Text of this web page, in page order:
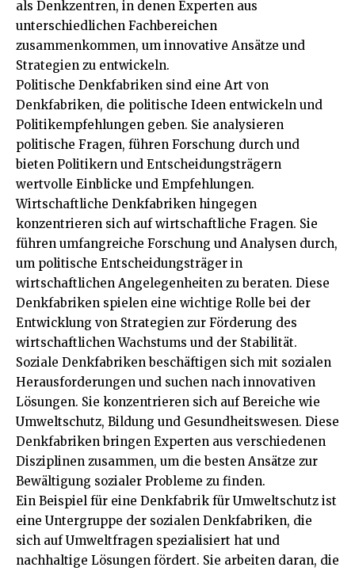
als Denkzentren, in denen Experten aus
unterschiedlichen Fachbereichen
zusammenkommen, um innovative Ansätze und
Strategien zu entwickeln.
Politische Denkfabriken sind eine Art von
Denkfabriken, die politische Ideen entwickeln und
Politikempfehlungen geben. Sie analysieren
politische Fragen, führen Forschung durch und
bieten Politikern und Entscheidungsträgern
wertvolle Einblicke und Empfehlungen.
Wirtschaftliche Denkfabriken hingegen
konzentrieren sich auf wirtschaftliche Fragen. Sie
führen umfangreiche Forschung und Analysen durch,
um politische Entscheidungsträger in
wirtschaftlichen Angelegenheiten zu beraten. Diese
Denkfabriken spielen eine wichtige Rolle bei der
Entwicklung von Strategien zur Förderung des
wirtschaftlichen Wachstums und der Stabilität.
Soziale Denkfabriken beschäftigen sich mit sozialen
Herausforderungen und suchen nach innovativen
Lösungen. Sie konzentrieren sich auf Bereiche wie
Umweltschutz, Bildung und Gesundheitswesen. Diese
Denkfabriken bringen Experten aus verschiedenen
Disziplinen zusammen, um die besten Ansätze zur
Bewältigung sozialer Probleme zu finden.
Ein Beispiel für eine Denkfabrik für Umweltschutz ist
eine Untergruppe der sozialen Denkfabriken, die
sich auf Umweltfragen spezialisiert hat und
nachhaltige Lösungen fördert. Sie arbeiten daran, die